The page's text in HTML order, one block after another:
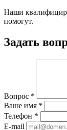
Наши
помогут.
Задать
Вопрос *
Ваше имя *
Телефон *
E-mail